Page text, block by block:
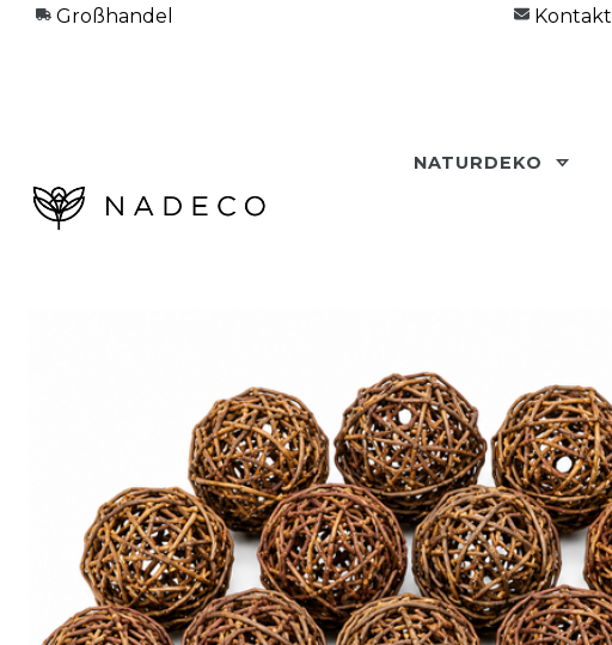
Großhandel Kontakt
NATURDEKO